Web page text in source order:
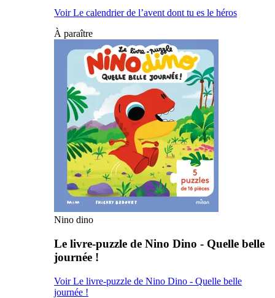
Voir Le calendrier de l’avent dont tu es le héros
À paraître
Nino dino
Le livre-puzzle de Nino Dino - Quelle belle
journée !
Voir Le livre-puzzle de Nino Dino - Quelle belle
journée !